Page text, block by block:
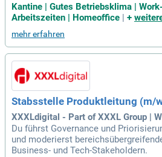
Kantine | Gutes Betriebsklima |
Arbeitszeiten | Homeoffice | +
mehr erfahren
Stabsstelle Produktleitung (m/
XXXLdigital - Part of XXXL Group |
Du führst Governance und
und moderierst
Business- und Tech-Stakeholdern.